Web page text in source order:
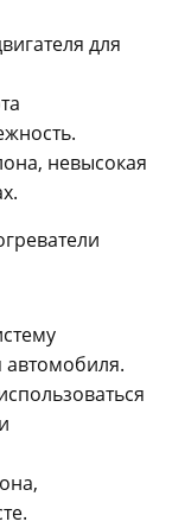
для
невысокая